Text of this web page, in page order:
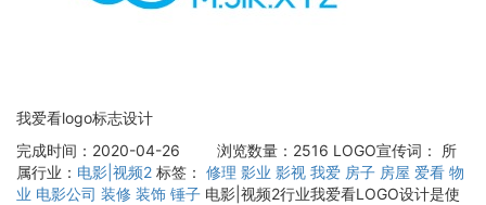
我爱看logo标志设计
完成时间：2020-04-26
浏览数量：2516 LOGO宣传词：
所
属行业： 电影|视频2 标签： 修理 影业 影视 我爱 房子 房屋 爱看 物
业 电影公司 装修 装饰 锤子 电影|视频2行业我爱看LOGO设计是使